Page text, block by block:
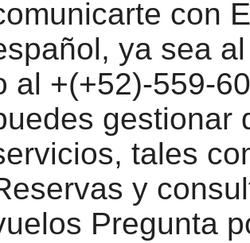
con
ya sea
al +(+52)-559-
gestionar
tales
y
Pregunta